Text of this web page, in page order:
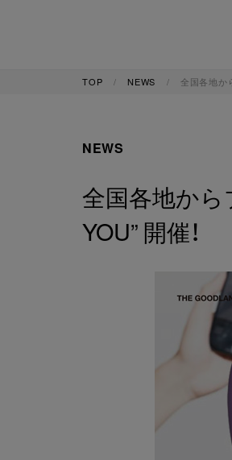
TOP NEWS 全国各地か
NEWS
全国各地から
YOU” 開催！